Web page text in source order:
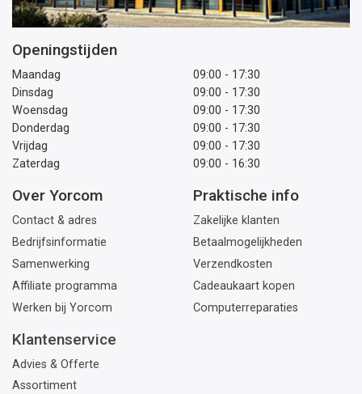
Openingstijden
Maandag
09:00 - 17:30
Dinsdag
09:00 - 17:30
Woensdag
09:00 - 17:30
Donderdag
09:00 - 17:30
Vrijdag
09:00 - 17:30
Zaterdag
09:00 - 16:30
Over Yorcom
Contact & adres
Bedrijfsinformatie
Samenwerking
Affiliate programma
Werken bij Yorcom
Praktische info
Zakelijke klanten
Betaalmogelijkheden
Verzendkosten
Cadeaukaart kopen
Computerreparaties
Klantenservice
Advies & Offerte
Assortiment